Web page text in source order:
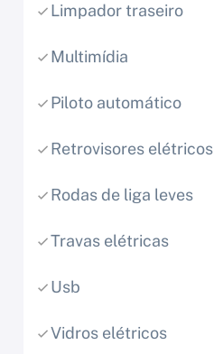
Limpador traseiro
Multimídia
Piloto automático
Retrovisores elétricos
Rodas de liga leves
Travas elétricas
Usb
Vidros elétricos